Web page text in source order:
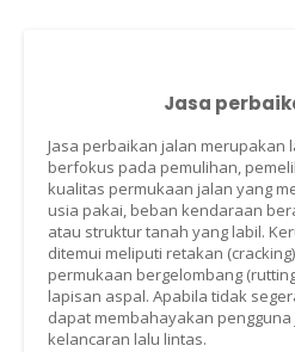
Jasa
Jasa perbaikan jalan merupakan
berfokus pada pemulihan,
kualitas permukaan jalan yang
usia pakai, beban kendaraan
atau struktur tanah yang labil.
ditemui meliputi retakan
permukaan bergelombang
lapisan aspal. Apabila tidak
dapat membahayakan
kelancaran lalu lintas.